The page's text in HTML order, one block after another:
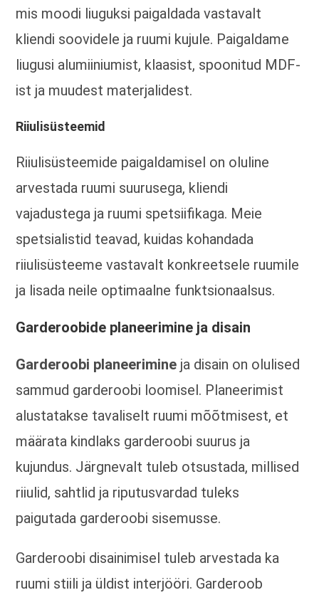
mis moodi liuguksi paigaldada vastavalt
kliendi soovidele ja ruumi kujule. Paigaldame
liugusi alumiiniumist, klaasist, spoonitud MDF-
ist ja muudest materjalidest.
Riiulisüsteemid
Riiulisüsteemide paigaldamisel on oluline
arvestada ruumi suurusega, kliendi
vajadustega ja ruumi spetsiifikaga. Meie
spetsialistid teavad, kuidas kohandada
riiulisüsteeme vastavalt konkreetsele ruumile
ja lisada neile optimaalne funktsionaalsus.
Garderoobide planeerimine ja disain
Garderoobi planeerimine ja disain on olulised
sammud garderoobi loomisel. Planeerimist
alustatakse tavaliselt ruumi mõõtmisest, et
määrata kindlaks garderoobi suurus ja
kujundus. Järgnevalt tuleb otsustada, millised
riiulid, sahtlid ja riputusvardad tuleks
paigutada garderoobi sisemusse.
Garderoobi disainimisel tuleb arvestada ka
ruumi stiili ja üldist interjööri. Garderoob